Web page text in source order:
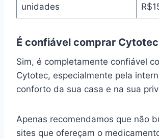
unidades
É confiável comprar
Sim, é completamente confiável
Cytotec, especialmente pela
conforto da sua casa e na sua
Apenas recomendamos que não
sites que ofereçam o